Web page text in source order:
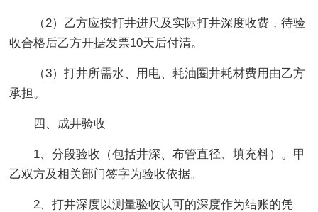
（2）乙方应按打井进尺及实际打井深度收费，待验
收合格后乙方开据发票10天后付清。
（3）打井所需水、用电、耗油圈井耗材费用由乙方
承担。
四、成井验收
1、分段验收（包括井深、布管直径、填充料）。甲
乙双方及相关部门签字为验收依据。
2、打井深度以测量验收认可的深度作为结账的凭